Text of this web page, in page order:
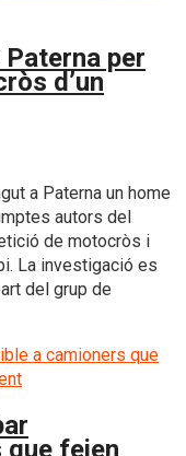
per
d’un
a Paterna un home
autors del
de motocròs i
La investigació es
del grup de
que feien